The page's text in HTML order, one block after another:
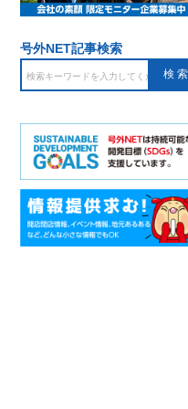
号外NET記事検索